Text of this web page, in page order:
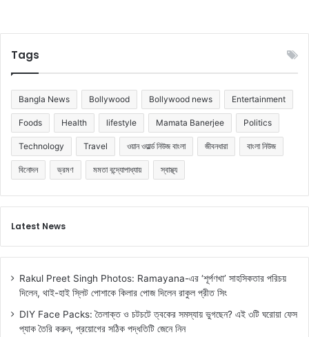
Tags
Bangla News Bollywood Bollywood news Entertainment
Foods Health lifestyle Mamata Banerjee Politics
Technology Travel ওয়ান ওয়ার্ল্ড নিউজ বাংলা জীবনধারা বাংলা নিউজ
বিনোদন ভ্রমণ মমতা বন্দ্যোপাধ্যায় স্বাস্থ্য
Latest News
Rakul Preet Singh Photos: Ramayana-এর ‘শূর্পণখা’ সাহসিকতার পরিচয়
দিলেন, থাই-হাই স্লিট পোশাকে কিলার পোজ দিলেন রাকুল প্রীত সিং
DIY Face Packs: তৈলাক্ত ও চটচটে ত্বকের সমস্যায় ভুগছেন? এই ৩টি ঘরোয়া ফেস
প্যাক তৈরি করুন, প্রয়োগের সঠিক পদ্ধতিটি জেনে নিন